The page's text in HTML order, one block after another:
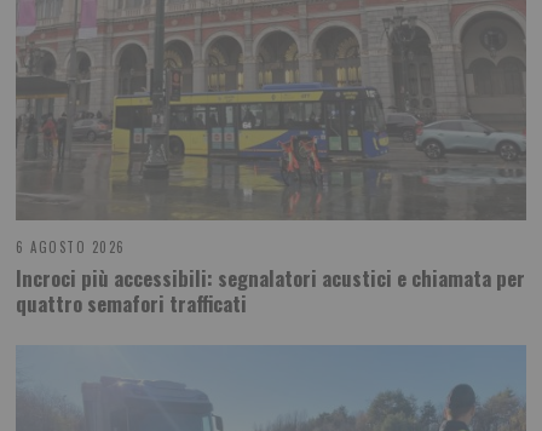
6 AGOSTO 2026
Incroci più accessibili: segnalatori acustici e chiamata per
quattro semafori trafficati